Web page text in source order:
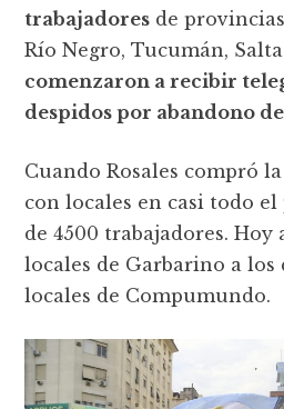
trabajadores de
Río Negro, Tucumán,
comenzaron a recibir
despidos por abandono
Cuando Rosales compró
con locales en casi todo
de 4500 trabajadores. Hoy
locales de Garbarino a los
locales de Compumundo.